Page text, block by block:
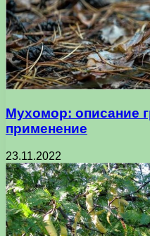
Мухомор: описание
применение
23.11.2022